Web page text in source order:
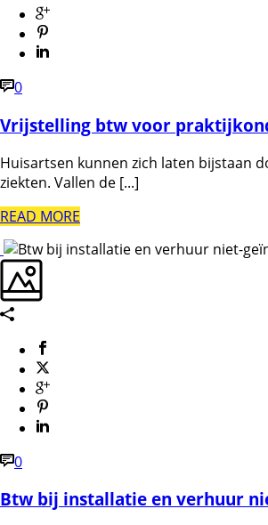
0
Vrijstelling btw voor
Huisartsen kunnen zich laten bijstaan
ziekten. Vallen de [...]
READ MORE
0
Btw bij installatie en verhuur